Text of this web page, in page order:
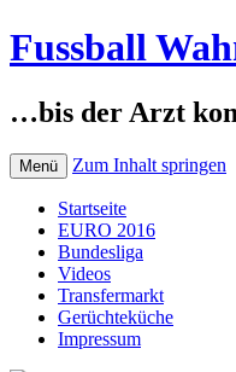
Fussball
…bis der Arzt
Menü Zum Inhalt springen
Startseite
EURO 2016
Bundesliga
Videos
Transfermarkt
Gerüchteküche
Impressum